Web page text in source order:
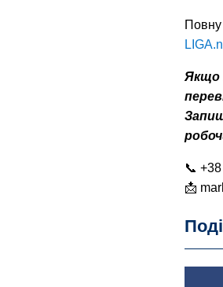
Повну
Якщо
📞
📩